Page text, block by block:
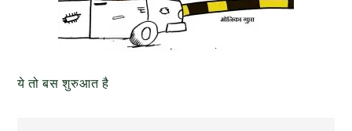
ये तो बस शुरुआत है